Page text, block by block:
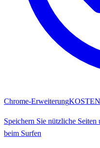
Chrome-Erweiterung
Speichern Sie nützliche
beim Surfen